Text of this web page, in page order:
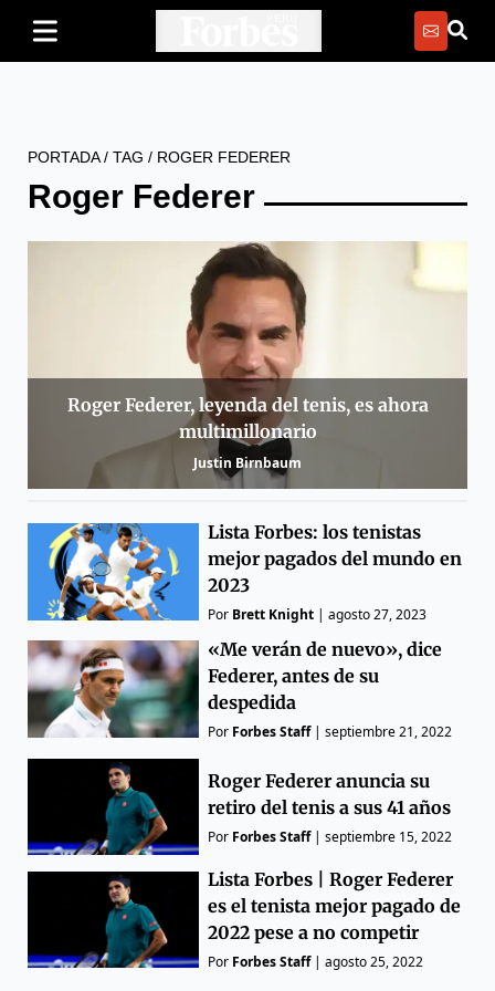
PORTADA/ TAG / ROGER FEDERER
Roger Federer
Roger Federer, leyenda del tenis, es ahora
multimillonario
Justin Birnbaum
Lista Forbes: los tenistas
mejor pagados del mundo en
2023
Por Brett Knight |agosto 27, 2023
«Me verán de nuevo», dice
Federer, antes de su
despedida
Por Forbes Staff|septiembre 21, 2022
Roger Federer anuncia su
retiro del tenis a sus 41 años
Por Forbes Staff|septiembre 15, 2022
Lista Forbes | Roger Federer
es el tenista mejor pagado de
2022 pese a no competir
Por Forbes Staff|agosto 25, 2022